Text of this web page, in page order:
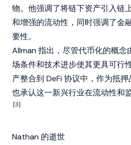
物。他强调了将链下资产引入链
和增强的流动性 ，同时强调了金
要性。
Allman 指出，尽管代币化的概念
场条件和技术进步使其更具可行
产整合到 DeFi 协议中，作为抵押
也承认这一新兴行业在流动性和
[3]
Nathan 的逝世